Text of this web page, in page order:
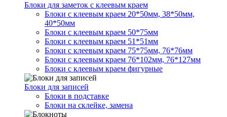
Блоки для заметок с клеевым краем
Блоки с клеевым краем 20*50мм, 38*50мм,
40*50мм
Блоки с клеевым краем 50*75мм
Блоки с клеевым краем 51*51мм
Блоки с клеевым краем 75*75мм, 76*76мм
Блоки с клеевым краем 76*102мм, 76*127мм
Блоки с клеевым краем фигурные
Блоки для записей
Блоки в подставке
Блоки на склейке, замена